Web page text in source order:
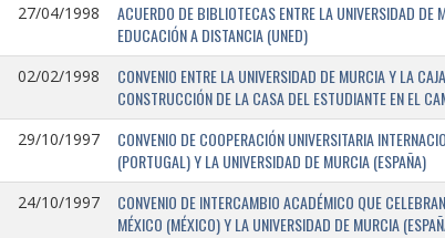
27/04/1998
ACUERDO DE BIBLIOTECAS ENTRE LA UNIVERSIDAD DE
EDUCACIÓN A DISTANCIA (UNED)
02/02/1998
CONVENIO ENTRE LA UNIVERSIDAD DE MURCIA Y LA
CONSTRUCCIÓN DE LA CASA DEL ESTUDIANTE EN EL
29/10/1997
CONVENIO DE COOPERACIÓN UNIVERSITARIA
(PORTUGAL) Y LA UNIVERSIDAD DE MURCIA (ESPAÑA)
24/10/1997
CONVENIO DE INTERCAMBIO ACADÉMICO QUE
MÉXICO (MÉXICO) Y LA UNIVERSIDAD DE MURCIA